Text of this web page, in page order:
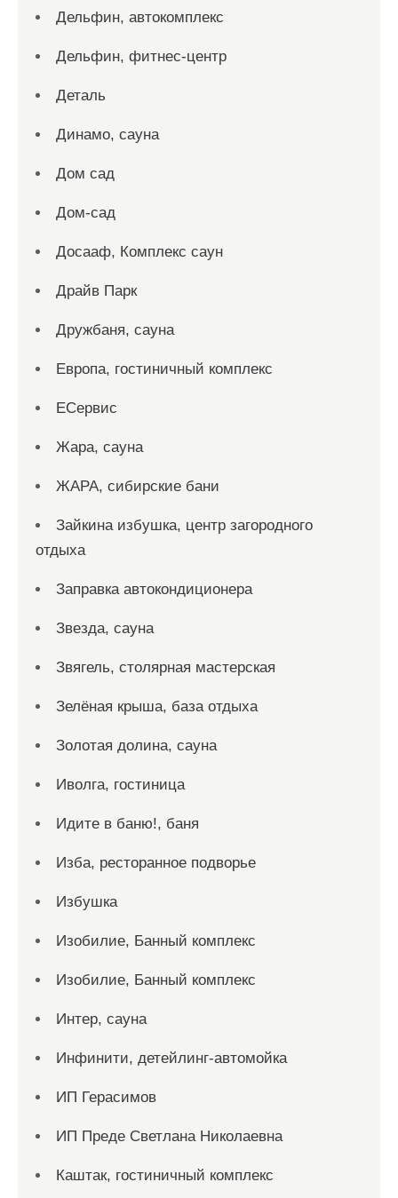
Дельфин, автокомплекс
Дельфин, фитнес-центр
Деталь
Динамо, сауна
Дом сад
Дом-сад
Досааф, Комплекс саун
Драйв Парк
Дружбаня, сауна
Европа, гостиничный комплекс
ЕСервис
Жара, сауна
ЖАРА, сибирские бани
Зайкина избушка, центр загородного
отдыха
Заправка автокондиционера
Звезда, сауна
Звягель, столярная мастерская
Зелёная крыша, база отдыха
Золотая долина, сауна
Иволга, гостиница
Идите в баню!, баня
Изба, ресторанное подворье
Избушка
Изобилие, Банный комплекс
Изобилие, Банный комплекс
Интер, сауна
Инфинити, детейлинг-автомойка
ИП Герасимов
ИП Преде Светлана Николаевна
Каштак, гостиничный комплекс